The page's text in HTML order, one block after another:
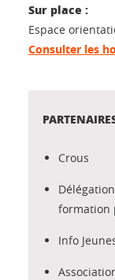
Sur place :
Espace
Consulter les
Crous
formation
Info